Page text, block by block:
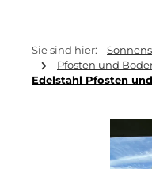
Sie sind hier:
Pfosten und
Edelstahl Pfosten
Bildergalerie